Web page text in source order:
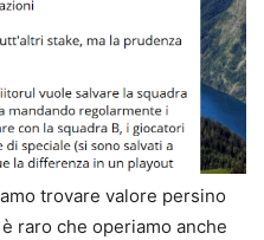
trovare valore persino
raro che operiamo anche